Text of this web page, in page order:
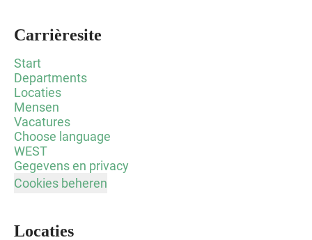
Carrièresite
Start
Departments
Locaties
Mensen
Vacatures
Choose language
WEST
Gegevens en privacy
Cookies beheren
Locaties